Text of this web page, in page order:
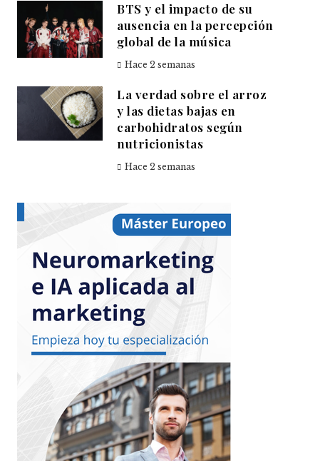
BTS y el impacto de su
ausencia en la percepción
global de la música
Hace 2 semanas
La verdad sobre el arroz
y las dietas bajas en
carbohidratos según
nutricionistas
Hace 2 semanas